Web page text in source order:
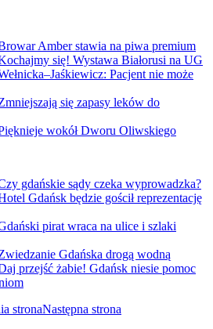
Amber stawia na piwa premium
się! Wystawa Białorusi na UG
Pacjent nie może
się zapasy leków do
wokół Dworu Oliwskiego
gdańskie sądy czeka wyprowadzka?
Gdańsk będzie gościł reprezentację
pirat wraca na ulice i szlaki
Gdańska drogą wodną
przejść żabie! Gdańsk niesie pomoc
stronaNastępna strona